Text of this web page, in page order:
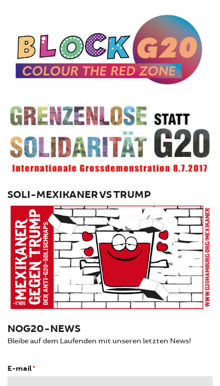
SOLI-MEXIKANER VS TRUMP
NOG20-NEWS
Bleibe auf dem Laufenden mit unseren letzten News!
E-mail*